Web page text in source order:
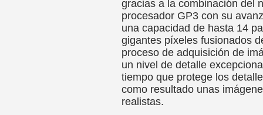
gracias a la combinación del
procesador GP3 con su
una capacidad de hasta 14
gigantes píxeles fusionados
proceso de adquisición de
un nivel de detalle
tiempo que protege los
como resultado unas
realistas.